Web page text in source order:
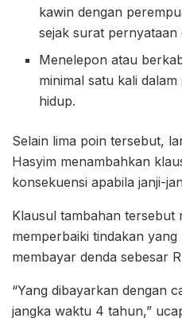
kawin dengan
sejak surat pernyataan
Menelepon atau
minimal satu kali
hidup.
Selain lima poin tersebut,
Hasyim menambahkan
konsekuensi apabila janji-
Klausul tambahan tersebut
memperbaiki tindakan
membayar denda sebesar
“Yang dibayarkan dengan
jangka waktu 4 tahun,”